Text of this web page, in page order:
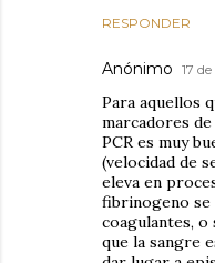
RESPONDER
Anónimo 17
Para aquellos
marcadores
PCR es muy
(velocidad de
eleva en
fibrinogeno se
coagulantes, o
que la sangre